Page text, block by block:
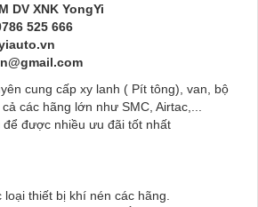
DV XNK YongYi
525 666
cung cấp xy lanh ( Pít tông), van, bộ
các hãng lớn như SMC, Airtac,...
để được nhiều ưu đãi tốt nhất
thiết bị khí nén các hãng.